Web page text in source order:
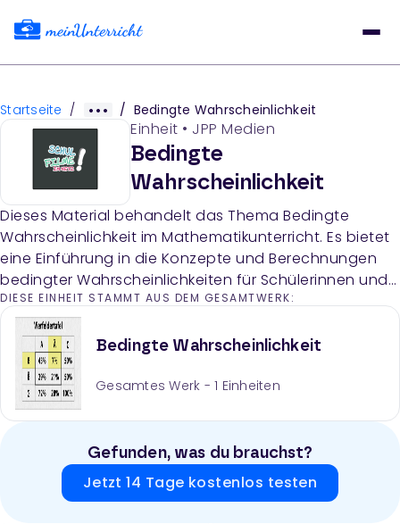
Startseite / / Bedingte Wahrscheinlichkeit
Einheit • JPP Medien
Bedingte
Wahrscheinlichkeit
Dieses Material behandelt das Thema Bedingte
Wahrscheinlichkeit im Mathematikunterricht. Es bietet
eine Einführung in die Konzepte und Berechnungen
bedingter Wahrscheinlichkeiten für Schülerinnen und
Schüler der Sekundarstufe II.
DIESE EINHEIT STAMMT AUS DEM GESAMTWERK:
Bedingte Wahrscheinlichkeit
Gesamtes Werk - 1 Einheiten
Gefunden, was du brauchst?
Jetzt 14 Tage kostenlos testen